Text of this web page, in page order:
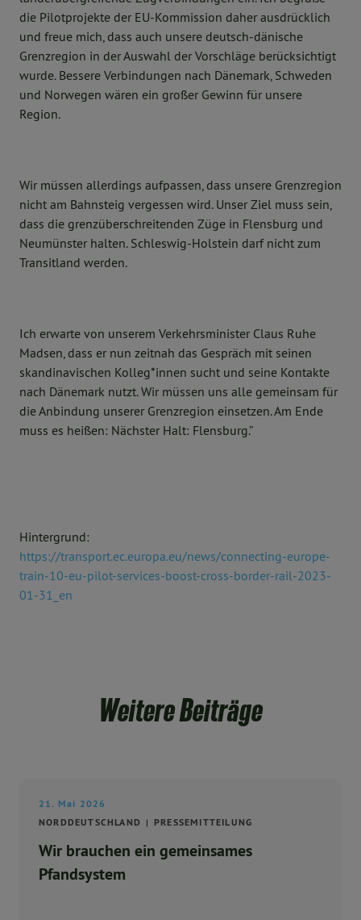
die Pilotprojekte der EU-Kommission daher ausdrücklich
und freue mich, dass auch unsere deutsch-dänische
Grenzregion in der Auswahl der Vorschläge berücksichtigt
wurde. Bessere Verbindungen nach Dänemark, Schweden
und Norwegen wären ein großer Gewinn für unsere
Region.
Wir müssen allerdings aufpassen, dass unsere Grenzregion
nicht am Bahnsteig vergessen wird. Unser Ziel muss sein,
dass die grenzüberschreitenden Züge in Flensburg und
Neumünster halten. Schleswig-Holstein darf nicht zum
Transitland werden.
Ich erwarte von unserem Verkehrsminister Claus Ruhe
Madsen, dass er nun zeitnah das Gespräch mit seinen
skandinavischen Kolleg*innen sucht und seine Kontakte
nach Dänemark nutzt. Wir müssen uns alle gemeinsam für
die Anbindung unserer Grenzregion einsetzen. Am Ende
muss es heißen: Nächster Halt: Flensburg.”
Hintergrund:
https://transport.ec.europa.eu/news/connecting-europe-
train-10-eu-pilot-services-boost-cross-border-rail-2023-
01-31_en
Weitere Beiträge
21. Mai 2026
NORDDEUTSCHLAND
PRESSEMITTEILUNG
Wir brauchen ein gemeinsames
Pfandsystem